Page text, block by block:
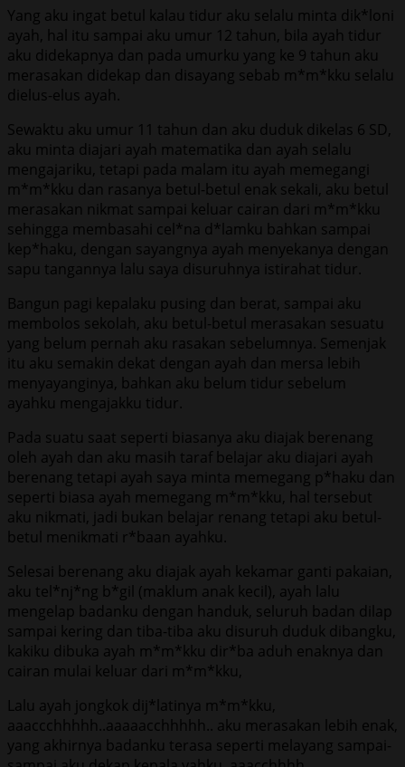
Yang aku ingat betul kalau tidur aku selalu minta dik*loni
ayah, hal itu sampai aku umur 12 tahun, bila ayah tidur
aku didekapnya dan pada umurku yang ke 9 tahun aku
merasakan didekap dan disayang sebab m*m*kku selalu
dielus-elus ayah.
Sewaktu aku umur 11 tahun dan aku duduk dikelas 6 SD,
aku minta diajari ayah matematika dan ayah selalu
mengajariku, tetapi pada malam itu ayah memegangi
m*m*kku dan rasanya betul-betul enak sekali, aku betul
merasakan nikmat sampai keluar cairan dari m*m*kku
sehingga membasahi cel*na d*lamku bahkan sampai
kep*haku, dengan sayangnya ayah menyekanya dengan
sapu tangannya lalu saya disuruhnya istirahat tidur.
Bangun pagi kepalaku pusing dan berat, sampai aku
membolos sekolah, aku betul-betul merasakan sesuatu
yang belum pernah aku rasakan sebelumnya. Semenjak
itu aku semakin dekat dengan ayah dan mersa lebih
menyayanginya, bahkan aku belum tidur sebelum
ayahku mengajakku tidur.
Pada suatu saat seperti biasanya aku diajak berenang
oleh ayah dan aku masih taraf belajar aku diajari ayah
berenang tetapi ayah saya minta memegang p*haku dan
seperti biasa ayah memegang m*m*kku, hal tersebut
aku nikmati, jadi bukan belajar renang tetapi aku betul-
betul menikmati r*baan ayahku.
Selesai berenang aku diajak ayah kekamar ganti pakaian,
aku tel*nj*ng b*gil (maklum anak kecil), ayah lalu
mengelap badanku dengan handuk, seluruh badan dilap
sampai kering dan tiba-tiba aku disuruh duduk dibangku,
kakiku dibuka ayah m*m*kku dir*ba aduh enaknya dan
cairan mulai keluar dari m*m*kku,
Lalu ayah jongkok dij*latinya m*m*kku,
aaaccchhhhh..aaaaacchhhhh.. aku merasakan lebih enak,
yang akhirnya badanku terasa seperti melayang sampai-